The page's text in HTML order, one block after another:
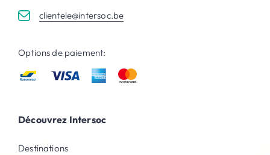
clientele@intersoc.be
Options de paiement:
Découvrez Intersoc
Destinations